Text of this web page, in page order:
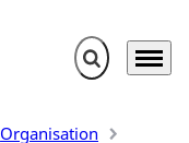
Fold søgefelt
Menu
Organisation